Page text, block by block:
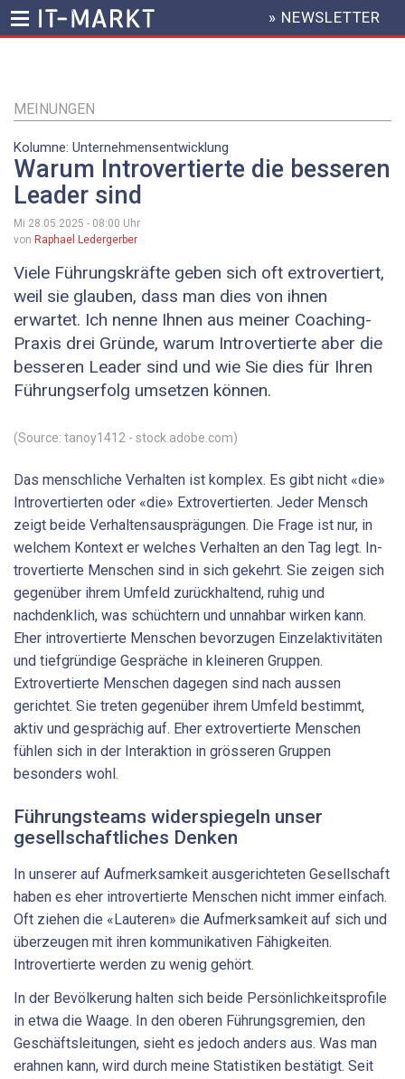
Inhalt
HEADER
MENU
» NEWSLETTER
MEINUNGEN
Kolumne: Unternehmensentwicklung
Warum Introvertierte die besseren
­Leader sind
Mi 28.05.2025 - 08:00 Uhr
von Raphael Ledergerber
Viele Führungskräfte geben sich oft extrovertiert,
weil sie glauben, dass man dies von ihnen
erwartet. Ich nenne Ihnen aus meiner Coaching-
Praxis drei Gründe, warum Introvertierte aber die
besseren Leader sind und wie Sie dies für Ihren
Führungserfolg umsetzen können.
(Source: tanoy1412 - stock.adobe.com)
Das menschliche Verhalten ist komplex. Es gibt nicht «die»
Introvertierten oder «die» Extrovertierten. Jeder Mensch
zeigt beide Verhaltensausprägungen. Die Frage ist nur, in
welchem Kontext er welches Verhalten an den Tag legt. In­
trovertierte Menschen sind in sich gekehrt. Sie zeigen sich
gegenüber ihrem Umfeld zurückhaltend, ruhig und
nachdenklich, was schüchtern und unnahbar wirken kann.
Eher introvertierte Menschen bevorzugen Einzelaktivitäten
und tiefgründige Gespräche in kleineren Gruppen.
Extrovertierte Menschen dagegen sind nach aussen
gerichtet. Sie treten gegenüber ihrem Umfeld bestimmt,
aktiv und gesprächig auf. Eher extrovertierte Menschen
fühlen sich in der Interaktion in grösseren Gruppen
besonders wohl.
Führungsteams widerspiegeln unser
gesellschaftliches Denken
In unserer auf Aufmerksamkeit ausgerichteten Gesellschaft
haben es eher introvertierte Menschen nicht immer einfach.
Oft ziehen die «Lauteren» die Aufmerksamkeit auf sich und
überzeugen mit ihren kommunikativen Fähigkeiten.
Introvertierte werden zu wenig gehört.
In der Bevölkerung halten sich beide Persönlichkeitsprofile
in etwa die Waage. In den oberen Führungsgremien, den
Geschäftsleitungen, sieht es jedoch anders aus. Was man
erahnen kann, wird durch meine Statistiken bestätigt. Seit